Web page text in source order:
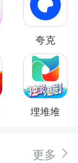
夸克
埋堆堆
更多